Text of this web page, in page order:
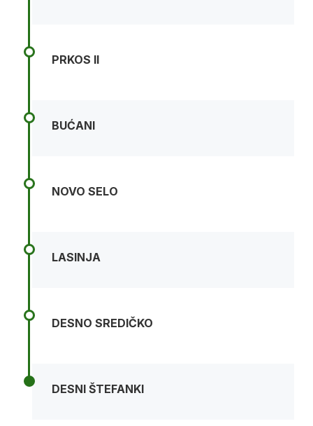
PRKOS II
BUĆANI
NOVO SELO
LASINJA
DESNO SREDIČKO
DESNI ŠTEFANKI